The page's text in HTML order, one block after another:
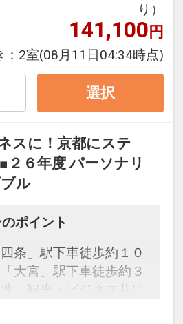
【食事条
確認のうえ、予約にお進
4月1日～2026年9月
ース番号：DP-1-
り）
141,100円
2室(08月11日04:34時点)
選択
スに！京都にステ
２６年度 パーソナリ
ル
ポイント
条」駅下車徒歩約１０
大宮」駅下車徒歩約３
。観光・ビジネス共に